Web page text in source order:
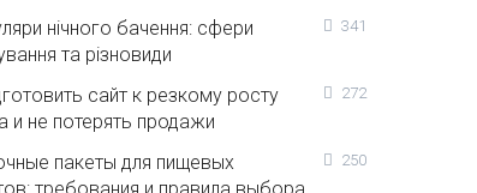
нічного бачення: сфери
та різновиди
341
сайт к резкому росту
и не потерять продажи
272
пакеты для пищевых
250